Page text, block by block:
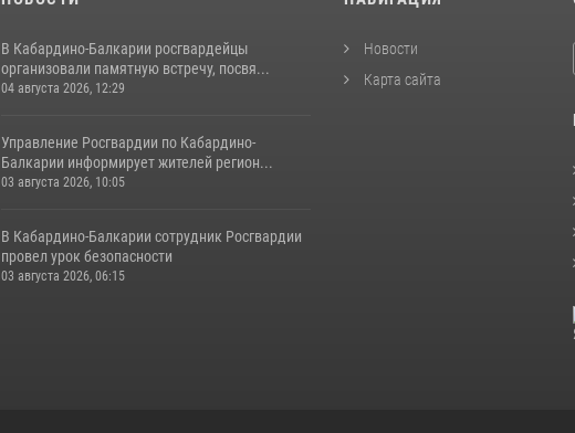
В Кабардино-Балкарии росгвардейцы
организовали памятную встречу, посвя...
04 августа 2026, 12:29
Управление Росгвардии по Кабардино-
Балкарии информирует жителей регион...
03 августа 2026, 10:05
В Кабардино‑Балкарии сотрудник Росгвардии
провел урок безопасности
03 августа 2026, 06:15
Новости
Карта сайта